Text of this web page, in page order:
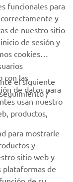
funcionales para
y
de nuestro sitio
de sesión y
cookies
con las
de datos para
usan nuestro
productos,
el siguiente
/
para mostrarle
y
sitio web y
plataformas de